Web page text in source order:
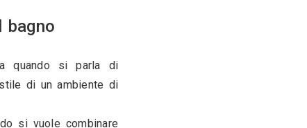
0
per il bagno